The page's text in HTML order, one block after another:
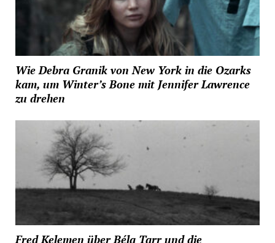
Wie Debra Granik von New York in die Ozarks
kam, um Winter’s Bone mit Jennifer Lawrence
zu drehen
Fred Kelemen über Béla Tarr und die